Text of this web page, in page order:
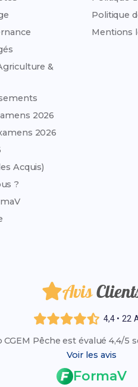
&
2026
2026
Acquis)
?
Politique
Mentions
Avis
4,4 • 22
CGEM Pêche est évalué 4,4/5
Voir les avis
FormaV